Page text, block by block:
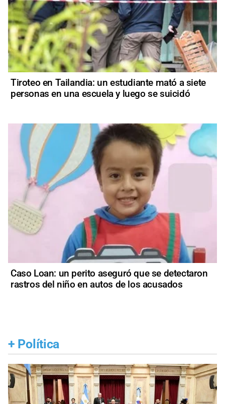
Tiroteo en Tailandia: un estudiante mató a siete
personas en una escuela y luego se suicidó
Caso Loan: un perito aseguró que se detectaron
rastros del niño en autos de los acusados
+ Política